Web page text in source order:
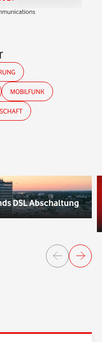
MOBILFUNK
DSL Abschaltung